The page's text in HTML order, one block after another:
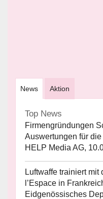
News Aktion
Top News
Firmengründungen
Auswertungen für
HELP Media AG,
Luftwaffe trainiert mit
l’Espace in
Eidgenössisches